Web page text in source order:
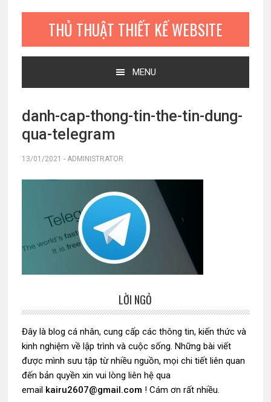
THỦ THUẬT THIẾT KẾ WEBSITE
MENU
danh-cap-thong-tin-the-tin-dung-
qua-telegram
13/01/2021 - ADMINISTRATOR
chính
LỜI NGỎ
Đây là blog cá nhân, cung cấp các thông tin, kiến thức và
kinh nghiệm về lập trình và cuộc sống. Những bài viết
được mình sưu tập từ nhiều nguồn, mọi chi tiết liên quan
đến bản quyền xin vui lòng liên hệ qua
email kairu2607@gmail.com ! Cám ơn rất nhiều.